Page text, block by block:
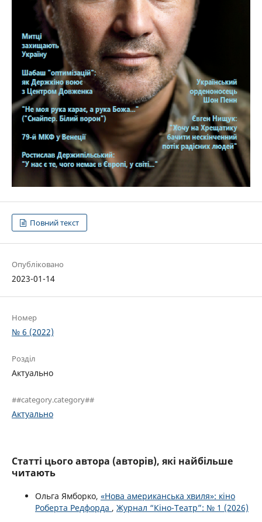
Повний текст
Опубліковано
2023-01-14
Номер
№ 6 (2022)
Розділ
Актуально
##category.category##
Актуально
Статті цього автора (авторів), які найбільше
читають
Ольга Ямборко, «Нова американська хвиля»: кіно
Роберта Редфорда , Журнал “Кіно-Театр”: № 1 (2026)